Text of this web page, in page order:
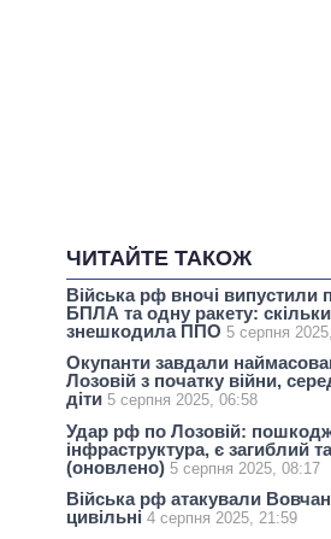
ЧИТАЙТЕ ТАКОЖ
Війська рф вночі випустили
БПЛА та одну ракету:
знешкодила ППО 5 серпня
Окупанти завдали
Лозовій з початку війни,
діти 5 серпня 2025, 06:58
Удар рф по Лозовій:
інфраструктура, є загиблий
(оновлено) 5 серпня 2025, 08:17
Війська рф атакували
цивільні 4 серпня 2025, 21:59